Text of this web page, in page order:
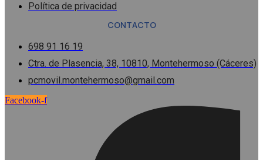
Política de privacidad
CONTACTO
698 91 16 19
Ctra. de Plasencia, 38, 10810, Montehermoso (Cáceres)
pcmovil.montehermoso@gmail.com
Facebook-f